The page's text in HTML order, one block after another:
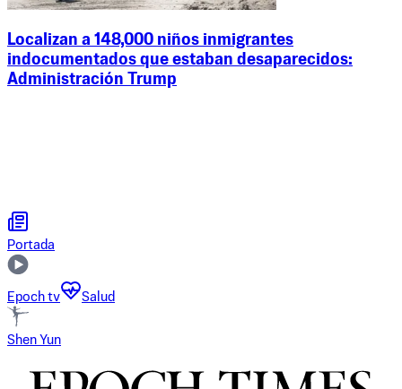
Localizan a 148,000 niños inmigrantes
indocumentados que estaban desaparecidos:
Administración Trump
Portada
Epoch tv Salud
Shen Yun